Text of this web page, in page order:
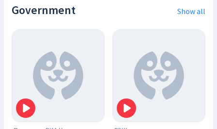
Government Show all